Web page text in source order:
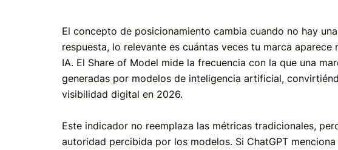
El concepto de posicionamiento cambia cuando no hay
respuesta, lo relevante es cuántas veces tu marca
IA. El Share of Model mide la frecuencia con la que una
generadas por modelos de inteligencia artificial,
visibilidad digital en 2026.
Este indicador no reemplaza las métricas tradicionales,
autoridad percibida por los modelos. Si ChatGPT